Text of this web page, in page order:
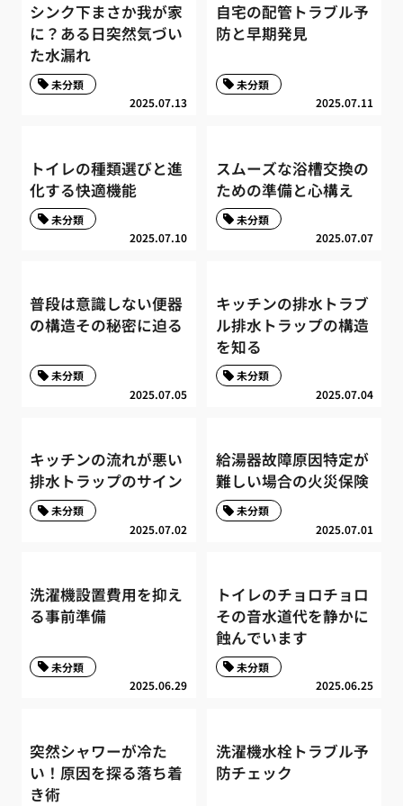
シンク下まさか我が家
に？ある日突然気づい
た水漏れ
2025.07.13
未分類
自宅の配管トラブル予
防と早期発見
2025.07.11
未分類
トイレの種類選びと進
化する快適機能
2025.07.10
未分類
スムーズな浴槽交換の
ための準備と心構え
2025.07.07
未分類
普段は意識しない便器
の構造その秘密に迫る
2025.07.05
未分類
キッチンの排水トラブ
ル排水トラップの構造
を知る
2025.07.04
未分類
キッチンの流れが悪い
排水トラップのサイン
2025.07.02
未分類
給湯器故障原因特定が
難しい場合の火災保険
2025.07.01
未分類
洗濯機設置費用を抑え
る事前準備
2025.06.29
未分類
トイレのチョロチョロ
その音水道代を静かに
蝕んでいます
2025.06.25
未分類
突然シャワーが冷た
い！原因を探る落ち着
き術
洗濯機水栓トラブル予
防チェック